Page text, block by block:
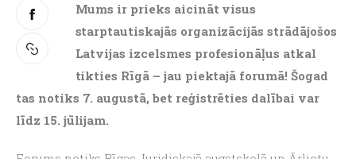
Mums ir prieks aicināt visus
starptautiskajās organizācijās strādājošos
Latvijas izcelsmes profesionāļus atkal
tikties Rīgā – jau piektajā forumā! Šogad
tas notiks 7. augustā, bet reģistrēties dalībai var
līdz 15. jūlijam.